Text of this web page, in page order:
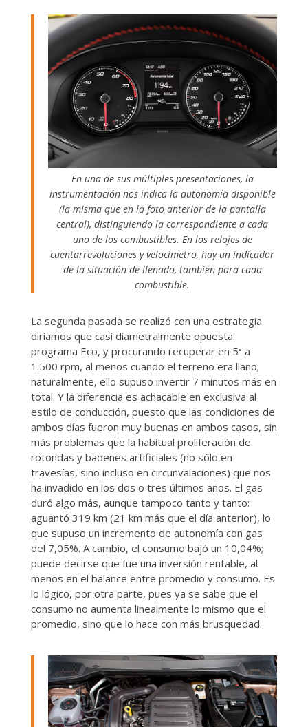
En una de sus múltiples presentaciones, la
instrumentación nos indica la autonomía disponible
(la misma que en la foto anterior de la pantalla
central), distinguiendo la correspondiente a cada
uno de los combustibles. En los relojes de
cuentarrevoluciones y velocímetro, hay un indicador
de la situación de llenado, también para cada
combustible.
La segunda pasada se realizó con una estrategia
diríamos que casi diametralmente opuesta:
programa Eco, y procurando recuperar en 5ª a
1.500 rpm, al menos cuando el terreno era llano;
naturalmente, ello supuso invertir 7 minutos más en
total. Y la diferencia es achacable en exclusiva al
estilo de conducción, puesto que las condiciones de
ambos días fueron muy buenas en ambos casos, sin
más problemas que la habitual proliferación de
rotondas y badenes artificiales (no sólo en
travesías, sino incluso en circunvalaciones) que nos
ha invadido en los dos o tres últimos años. El gas
duró algo más, aunque tampoco tanto y tanto:
aguantó 319 km (21 km más que el día anterior), lo
que supuso un incremento de autonomía con gas
del 7,05%. A cambio, el consumo bajó un 10,04%;
puede decirse que fue una inversión rentable, al
menos en el balance entre promedio y consumo. Es
lo lógico, por otra parte, pues ya se sabe que el
consumo no aumenta linealmente lo mismo que el
promedio, sino que lo hace con más brusquedad.